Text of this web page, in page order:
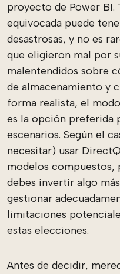
proyecto de Power BI.
equivocada puede
desastrosas, y no es
que eligieron mal por
malentendidos sobre
de almacenamiento y
forma realista, el
es la opción preferida
escenarios. Según el
necesitar) usar
modelos compuestos,
debes invertir algo
gestionar
limitaciones
estas elecciones.
Antes de decidir,